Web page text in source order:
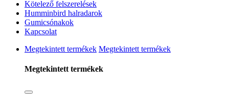
Kötelező felszerelések
Humminbird halradarok
Gumicsónakok
Kapcsolat
Megtekintett termékek Megtekintett termékek
Megtekintett termékek